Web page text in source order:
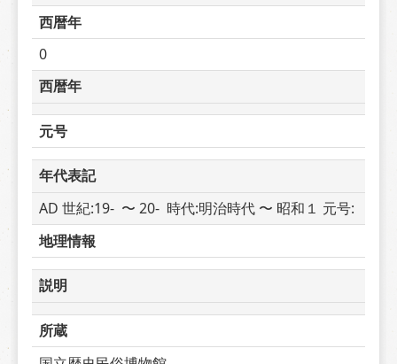
西暦年
0
西暦年
元号
年代表記
AD 世紀:19-  〜 20-  時代:明治時代 〜 昭和１ 元号:
地理情報
説明
所蔵